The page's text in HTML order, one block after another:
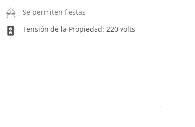
Se permiten fiestas
Tensión de la Propiedad: 220 volts